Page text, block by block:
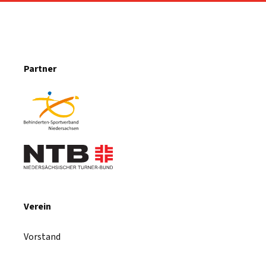
Partner
Verein
Vorstand